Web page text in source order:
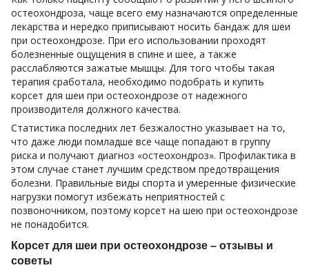
остеохондроза, чаще всего ему назначаются определенные
лекарства и нередко приписывают носить бандаж для шеи
при остеохондрозе. При его использовании проходят
болезненные ощущения в спине и шее, а также
расслабляются зажатые мышцы. Для того чтобы такая
терапия сработала, необходимо подобрать и купить
корсет для шеи при остеохондрозе от надежного
производителя должного качества.
Статистика последних лет безжалостно указывает на то,
что даже люди помладше все чаще попадают в группу
риска и получают диагноз «остеохондроз». Профилактика в
этом случае станет лучшим средством предотвращения
болезни. Правильные виды спорта и умеренные физические
нагрузки помогут избежать неприятностей с
позвоночником, поэтому корсет на шею при остеохондрозе
не понадобится.
Корсет для шеи при остеохондрозе – отзывы и
советы